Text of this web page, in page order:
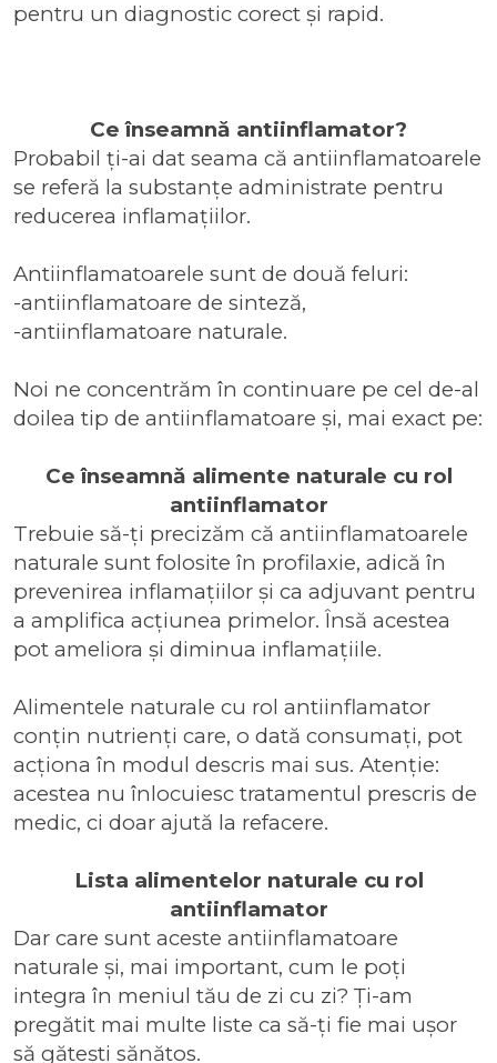
pentru un diagnostic corect și rapid.
Ce înseamnă antiinflamator?
Probabil ți-ai dat seama că antiinflamatoarele
se referă la substanțe administrate pentru
reducerea inflamațiilor.
Antiinflamatoarele sunt de două feluri:
-antiinflamatoare de sinteză,
-antiinflamatoare naturale.
Noi ne concentrăm în continuare pe cel de-al
doilea tip de antiinflamatoare și, mai exact pe:
Ce înseamnă alimente naturale cu rol
antiinflamator
Trebuie să-ți precizăm că antiinflamatoarele
naturale sunt folosite în profilaxie, adică în
prevenirea inflamațiilor și ca adjuvant pentru
a amplifica acțiunea primelor. Însă acestea
pot ameliora și diminua inflamațiile.
Alimentele naturale cu rol antiinflamator
conțin nutrienți care, o dată consumați, pot
acționa în modul descris mai sus. Atenție:
acestea nu înlocuiesc tratamentul prescris de
medic, ci doar ajută la refacere.
Lista alimentelor naturale cu rol
antiinflamator
Dar care sunt aceste antiinflamatoare
naturale și, mai important, cum le poți
integra în meniul tău de zi cu zi? Ți-am
pregătit mai multe liste ca să-ți fie mai ușor
să gătești sănătos.